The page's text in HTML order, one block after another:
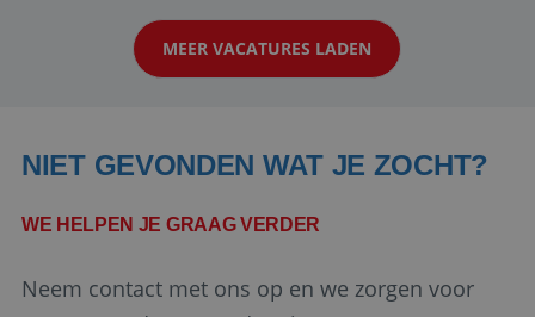
klanten te overtuigen om die droomreis te
boeken! ...
MEER VACATURES LADEN
NIET GEVONDEN WAT JE ZOCHT?
WE HELPEN JE GRAAG VERDER
Neem contact met ons op en we zorgen voor
Google Privacy Policy